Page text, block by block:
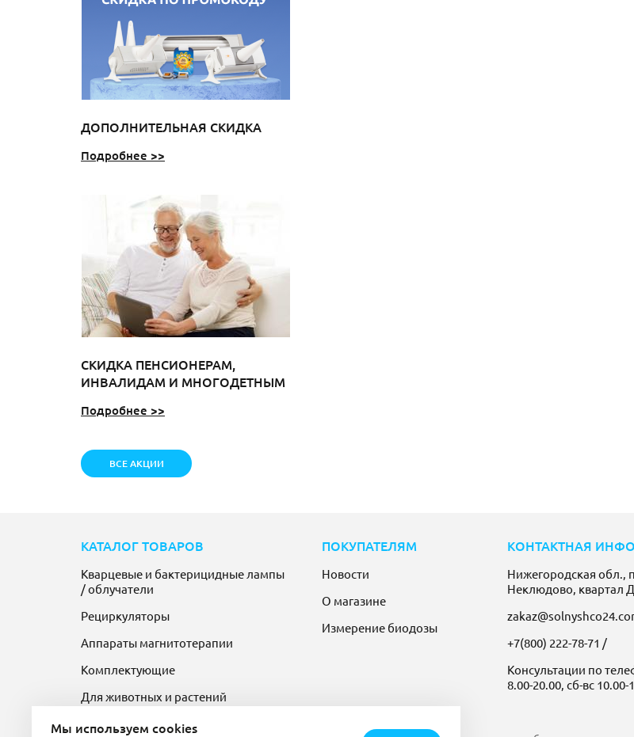
ДОПОЛНИТЕЛЬНАЯ СКИДКА
Подробнее >>
СКИДКА ПЕНСИОНЕРАМ,
ИНВАЛИДАМ И МНОГОДЕТНЫМ
Подробнее >>
ВСЕ АКЦИИ
КАТАЛОГ ТОВАРОВ
Кварцевые и бактерицидные лампы
/ облучатели
Рециркуляторы
Аппараты магнитотерапии
Комплектующие
Для животных и растений
ПОКУПАТЕЛЯМ
Новости
О магазине
Измерение биодозы
КОНТАКТНАЯ
Нижегородская обл.,
Неклюдово, квартал
+7(800) 222-78-71 /
Консультации по
8.00-20.00, сб-вс 10.00-
Мы используем cookies